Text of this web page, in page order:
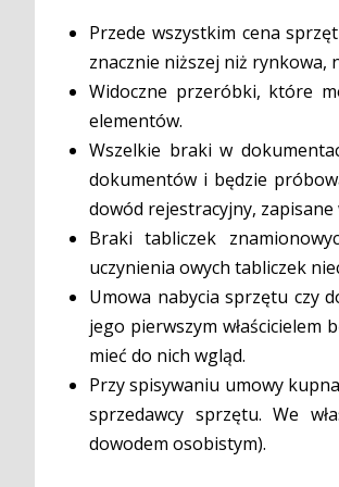
Przede wszystkim cena
znacznie niższej niż rynkowa,
Widoczne przeróbki, które
elementów.
Wszelkie braki w
dokumentów i będzie
dowód rejestracyjny,
Braki tabliczek
uczynienia owych tabliczek
Umowa nabycia sprzętu czy
jego pierwszym właścicielem
mieć do nich wgląd.
Przy spisywaniu umowy
sprzedawcy sprzętu. We
dowodem osobistym).